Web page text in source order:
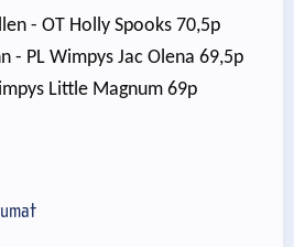
- OT Holly Spooks 70,5p
- PL Wimpys Jac Olena 69,5p
Little Magnum 69p